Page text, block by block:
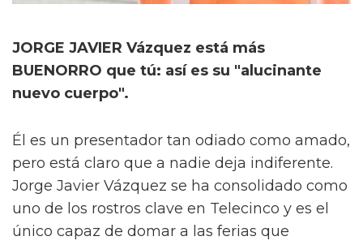
JORGE JAVIER Vázquez está más
BUENORRO que tú: así es su "alucinante
nuevo cuerpo".
Él es un presentador tan odiado como amado,
pero está claro que a nadie deja indiferente.
Jorge Javier Vázquez se ha consolidado como
uno de los rostros clave en Telecinco y es el
único capaz de domar a las ferias que